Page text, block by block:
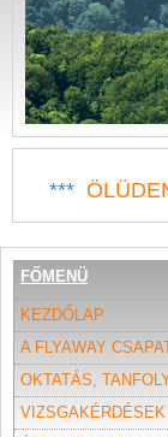
***
FŐMENÜ
KEZDŐLAP
A FLYAWAY
OKTATÁS,
VIZSGAKÉRDÉSEK